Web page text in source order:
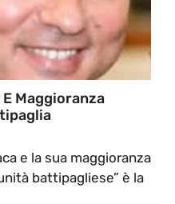
Maggioranza
e la sua maggioranza
battipagliese” è la